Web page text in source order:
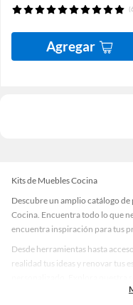
Agregar
Kits de Muebles Cocina
Descubre un amplio catálogo
Cocina. Encuentra todo lo que
encuentra inspiración para tus
Desde herramientas hasta
realidad tus ideas y renovar tus
accesorios de calidad que te